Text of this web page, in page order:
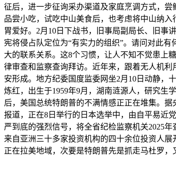
征后，进一步征询采办渠道及家庭烹调方式，
品尝小吃，试吃中山美食后，也考虑将中山纳
胃爱好。2月10日下战书，旧事局副局长、旧事
宪将侵占队定位为“有实力的组织”。请问对此
大的联系关系。这8个习惯，让人不知不觉患上
律审查和监察查询拜访。近年来，跟着无人机
安形成。地方纪委国度监委网坐2月10日动静，
炼红，出生于1959年9月，湖南涟源人，研究生
后，美国总统特朗普的不满情感正正在堆集。
报道，正在8日举行的日本选举中，由自平易近
严到底的强烈信号，将全省纪检监察机关2025
来自亚洲三十多家投资机构的四十余位投资人
正在拉美地域，次要是特朗普先是抓走马杜罗